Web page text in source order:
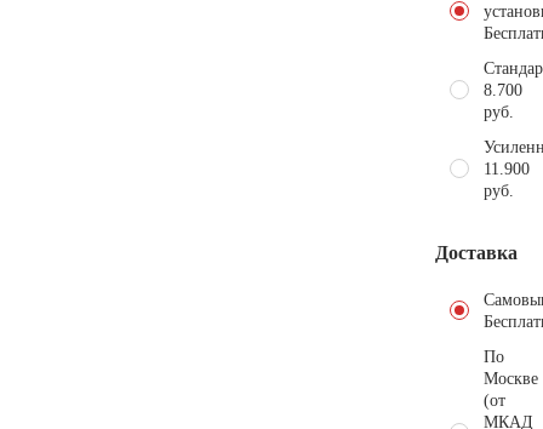
8.700
руб.
11.900
руб.
Доставка
По
Москве
(от
МКАД